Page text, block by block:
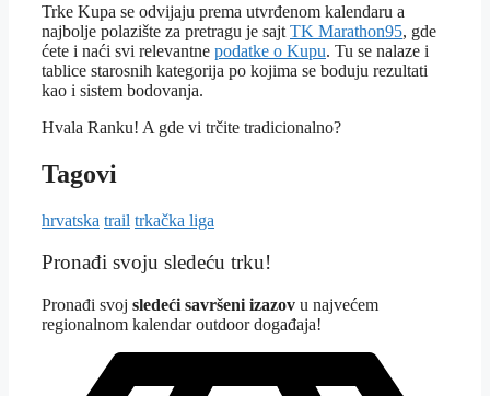
Trke Kupa se odvijaju prema utvrđenom kalendaru a
najbolje polazište za pretragu je sajt TK Marathon95, gde
ćete i naći svi relevantne podatke o Kupu. Tu se nalaze i
tablice starosnih kategorija po kojima se boduju rezultati
kao i sistem bodovanja.
Hvala Ranku! A gde vi trčite tradicionalno?
Tagovi
hrvatska trail trkačka liga
Pronađi svoju sledeću trku!
Pronađi svoj sledeći savršeni izazov u najvećem
regionalnom kalendar outdoor događaja!